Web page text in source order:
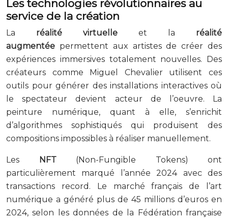
Les technologies révolutionnaires au
service de la création
La réalité virtuelle et la réalité
augmentée permettent aux artistes de créer des
expériences immersives totalement nouvelles. Des
créateurs comme Miguel Chevalier utilisent ces
outils pour générer des installations interactives où
le spectateur devient acteur de l’oeuvre. La
peinture numérique, quant à elle, s’enrichit
d’algorithmes sophistiqués qui produisent des
compositions impossibles à réaliser manuellement.
Les NFT(Non-Fungible Tokens) ont
particulièrement marqué l’année 2024 avec des
transactions record. Le marché français de l’art
numérique a généré plus de 45 millions d’euros en
2024, selon les données de la Fédération française